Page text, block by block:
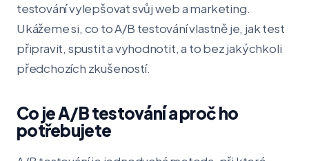
testování vylepšovat svůj web a marketing.
Ukážeme si, co to A/B testování vlastně je, jak test
připravit, spustit a vyhodnotit, a to bez jakýchkoli
předchozích zkušeností.
Co je A/B testování a proč ho
potřebujete